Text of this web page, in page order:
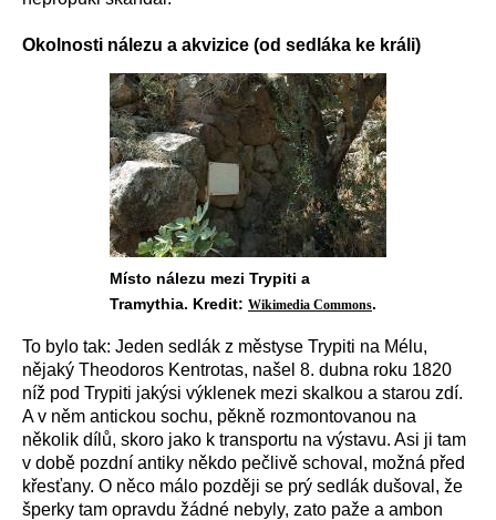
Okolnosti nálezu a akvizice (od sedláka ke králi)
Místo nálezu mezi Trypiti a
Tramythia. Kredit: Wikimedia Commons.
To bylo tak: Jeden sedlák z městyse Trypiti na Mélu,
nějaký Theodoros Kentrotas, našel 8. dubna roku 1820
níž pod Trypiti jakýsi výklenek mezi skalkou a starou zdí.
A v něm antickou sochu, pěkně rozmontovanou na
několik dílů, skoro jako k transportu na výstavu. Asi ji tam
v době pozdní antiky někdo pečlivě schoval, možná před
křesťany. O něco málo později se prý sedlák dušoval, že
šperky tam opravdu žádné nebyly, zato paže a ambon